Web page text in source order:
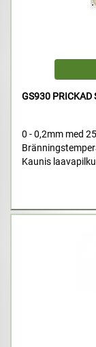
GS930 PRICKAD
0 - 0,2mm med
Kaunis